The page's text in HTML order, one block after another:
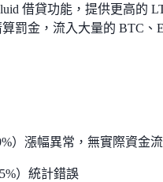
借貸功能，提供更高的
罰金，流入大量的 BTC、
）漲幅異常，無實際資金
）統計錯誤